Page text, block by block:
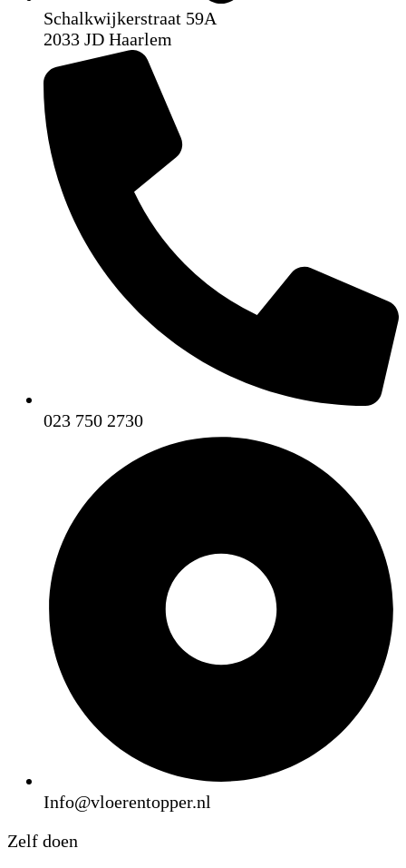
Schalkwijkerstraat 59A
2033 JD Haarlem
023 750 2730
Info@vloerentopper.nl
Zelf doen